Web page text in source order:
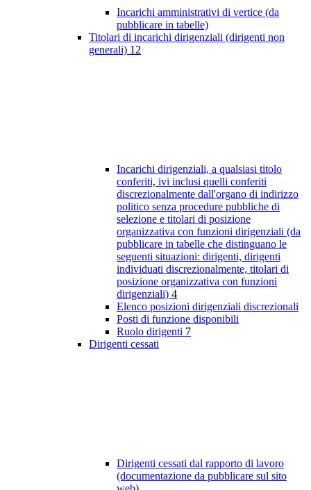
Incarichi amministrativi di vertice (da
pubblicare in tabelle)
Titolari di incarichi dirigenziali (dirigenti non
generali) 12
Incarichi dirigenziali, a qualsiasi titolo
conferiti, ivi inclusi quelli conferiti
discrezionalmente dall'organo di indirizzo
politico senza procedure pubbliche di
selezione e titolari di posizione
organizzativa con funzioni dirigenziali (da
pubblicare in tabelle che distinguano le
seguenti situazioni: dirigenti, dirigenti
individuati discrezionalmente, titolari di
posizione organizzativa con funzioni
dirigenziali) 4
Elenco posizioni dirigenziali discrezionali
Posti di funzione disponibili
Ruolo dirigenti 7
Dirigenti cessati
Dirigenti cessati dal rapporto di lavoro
(documentazione da pubblicare sul sito